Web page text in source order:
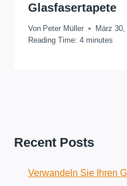
Glasfasertapete
Von Peter Müller
März
Reading Time: 4 minutes
Recent Posts
Verwandeln Sie Ihren